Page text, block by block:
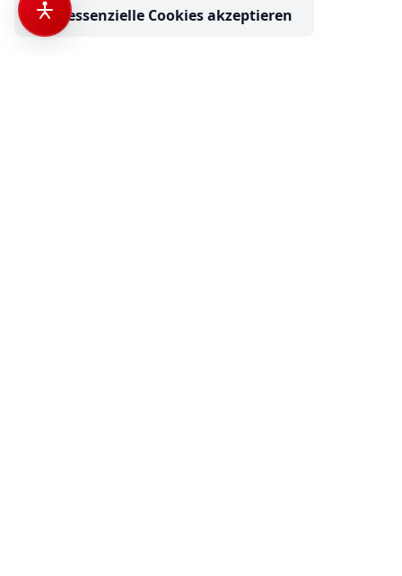
Nur essenzielle Cookies akzeptieren